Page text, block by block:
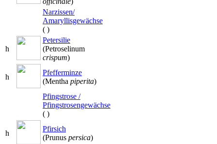
Narzissen/
Amaryllisgewächse
( )
h
Petersilie
(Petroselinum
crispum)
h
Pfefferminze
(Mentha piperita)
Pfingstrose /
Pfingstrosengewächse
( )
h
Pfirsich
(Prunus persica)